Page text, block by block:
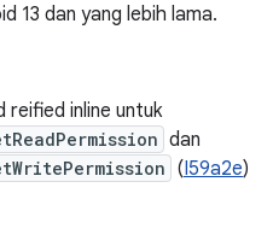
13 dan yang lebih lama.
reified inline untuk
dan
(I59a2e)